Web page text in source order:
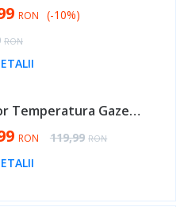
PriceRON (-10%)
Price
RON
Senzor Temperatura Gaze Evacuare Audi A1 1.6 TDI CAYB CAYC 2011 - 2014 Cod 03G906088AF [B0066]
PriceRON Regular Price
119,99 RON